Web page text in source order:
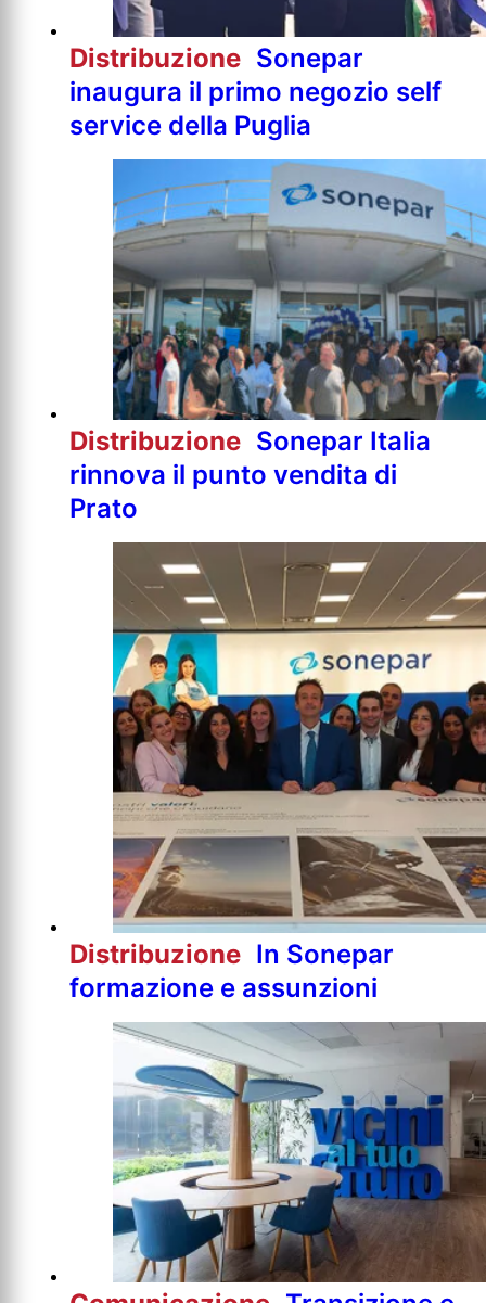
Distribuzione Sonepar
inaugura il primo negozio self
service della Puglia
Distribuzione Sonepar Italia
rinnova il punto vendita di
Prato
Distribuzione In Sonepar
formazione e assunzioni